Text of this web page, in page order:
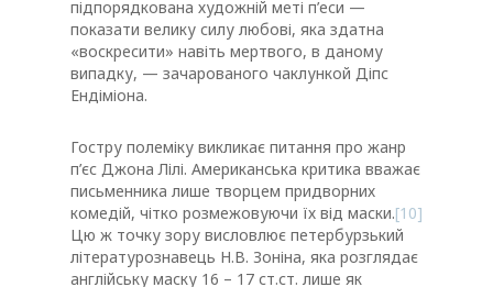
підпорядкована художній меті п’еси —
показати велику силу любові, яка здатна
«воскресити» навіть мертвого, в даному
випадку, — зачарованого чаклункой Діпс
Ендіміона.
Гостру полеміку викликає питання про жанр
п’єс Джона Лілі. Американська критика вважає
письменника лише творцем придворних
комедій, чітко розмежовуючи їх від маски.[10]
Цю ж точку зору висловлює петербурзький
літературознавець Н.В. Зоніна, яка розглядає
англійську маску 16 – 17 ст.ст. лише як